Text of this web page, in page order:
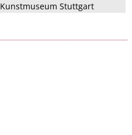
Kunstmuseum Stuttgart